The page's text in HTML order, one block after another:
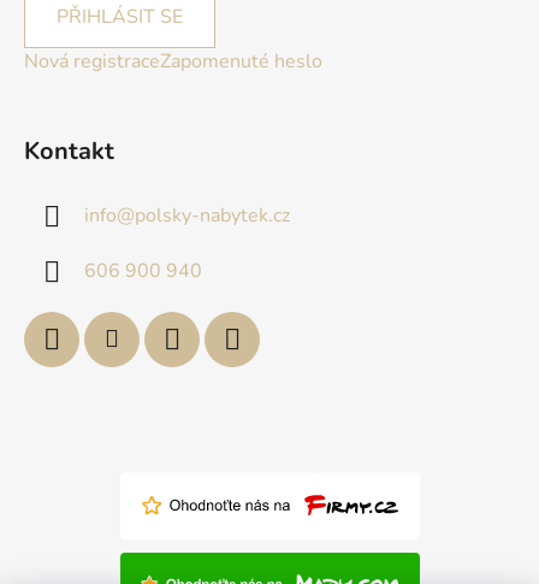
PŘIHLÁSIT SE
Nová registraceZapomenuté heslo
Kontakt
info@polsky-nabytek.cz
606 900 940